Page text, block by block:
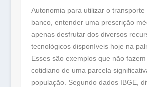
Autonomia para utilizar o transporte
banco, entender uma prescrição
apenas desfrutar dos diversos
tecnológicos disponíveis hoje na
Esses são exemplos que não
cotidiano de uma parcela
população. Segundo dados IBGE,